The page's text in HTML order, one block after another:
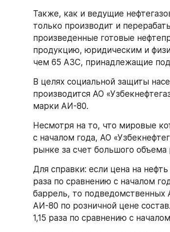
Также, как и ведущие
только производит и
произведенные готовые
продукцию, юридическим и
чем 65 АЗС, принадлежащие
В целях социальной защиты
производится АО
марки АИ-80.
Несмотря на то, что мировые
с началом года, АО
рынке за счет большого объема
Для справки: если цена на
раза по сравнению с началом
баррель, то подведомственных
АИ-80 по розничной цене
1,15 раза по сравнению с